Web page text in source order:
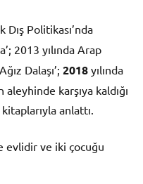
Dış Politikası’nda
2013 yılında Arap
Dalaşı’; 2018 yılında
aleyhinde karşıya kaldığı
anlattı.
evlidir ve iki çocuğu